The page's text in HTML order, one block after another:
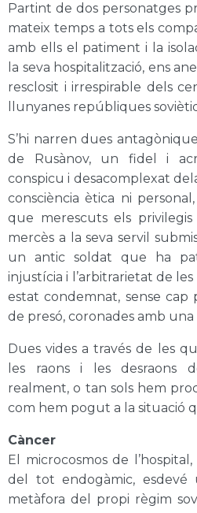
Partint de dos personatges
mateix temps a tots els
amb ells el patiment i la
la seva hospitalització, ens
resclosit i irrespirable dels
llunyanes repúbliques
S’hi narren dues
de Rusànov, un fidel i
conspicu i desacomplexat
consciència ètica ni
que merescuts els
mercès a la seva servil
un antic soldat que ha
injustícia i l’arbitrarietat de
estat condemnat, sense cap
de presó, coronades amb
Dues vides a través de les
les raons i les desraons
realment, o tan sols hem
com hem pogut a la situació
Càncer
El microcosmos de
del tot endogàmic, esdevé
metàfora del propi règim